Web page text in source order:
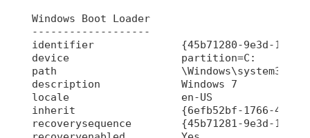
Windows Boot Loader
-------------------
identifier              {45b71280-9e3d-11e1-
device                  partition=C:
path
description             Windows 7
locale                  en-US
inherit                 {6efb52bf-1766-41db-
recoverysequence        {45b71281-9e3d-11e1-